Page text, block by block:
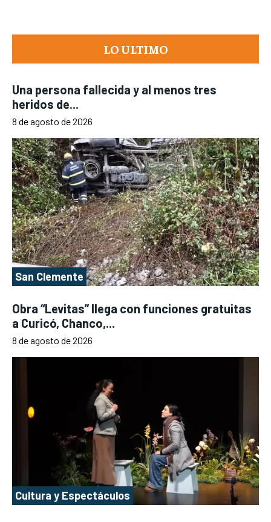
LO ULTIMO
Una persona fallecida y al menos tres
heridos de...
8 de agosto de 2026
San Clemente
Obra “Levitas” llega con funciones gratuitas
a Curicó, Chanco,...
8 de agosto de 2026
Cultura y Espectáculos